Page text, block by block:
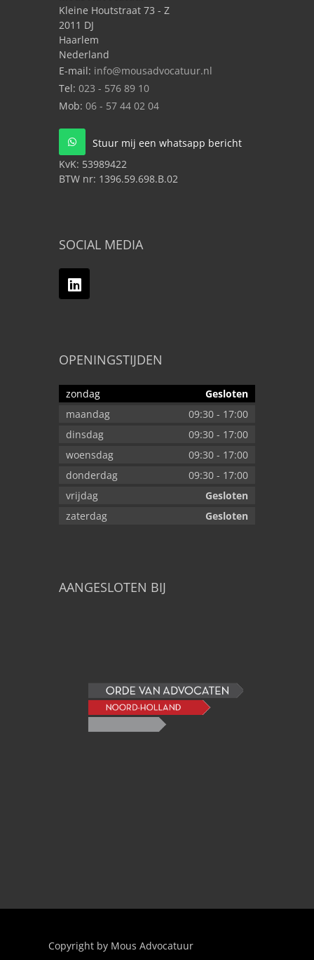
Kleine Houtstraat 73 - Z
2011 DJ
Haarlem
Nederland
E-mail: info@mousadvocatuur.nl
Tel: 023 - 576 89 10
Mob: 06 - 57 44 02 04
Stuur mij een whatsapp bericht
KvK: 53989422
BTW nr: 1396.59.698.B.02
SOCIAL MEDIA
OPENINGSTIJDEN
zondag
Gesloten
maandag
09:30 - 17:00
dinsdag
09:30 - 17:00
woensdag
09:30 - 17:00
donderdag
09:30 - 17:00
vrijdag
Gesloten
zaterdag
Gesloten
AANGESLOTEN BIJ
Copyright by Mous Advocatuur